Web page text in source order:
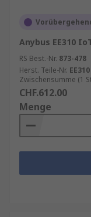
Anybus EE310
RS Best.-Nr. 873-478
Herst. Teile-Nr. EE310
Zwischensumme (1
CHF.612.00
Menge